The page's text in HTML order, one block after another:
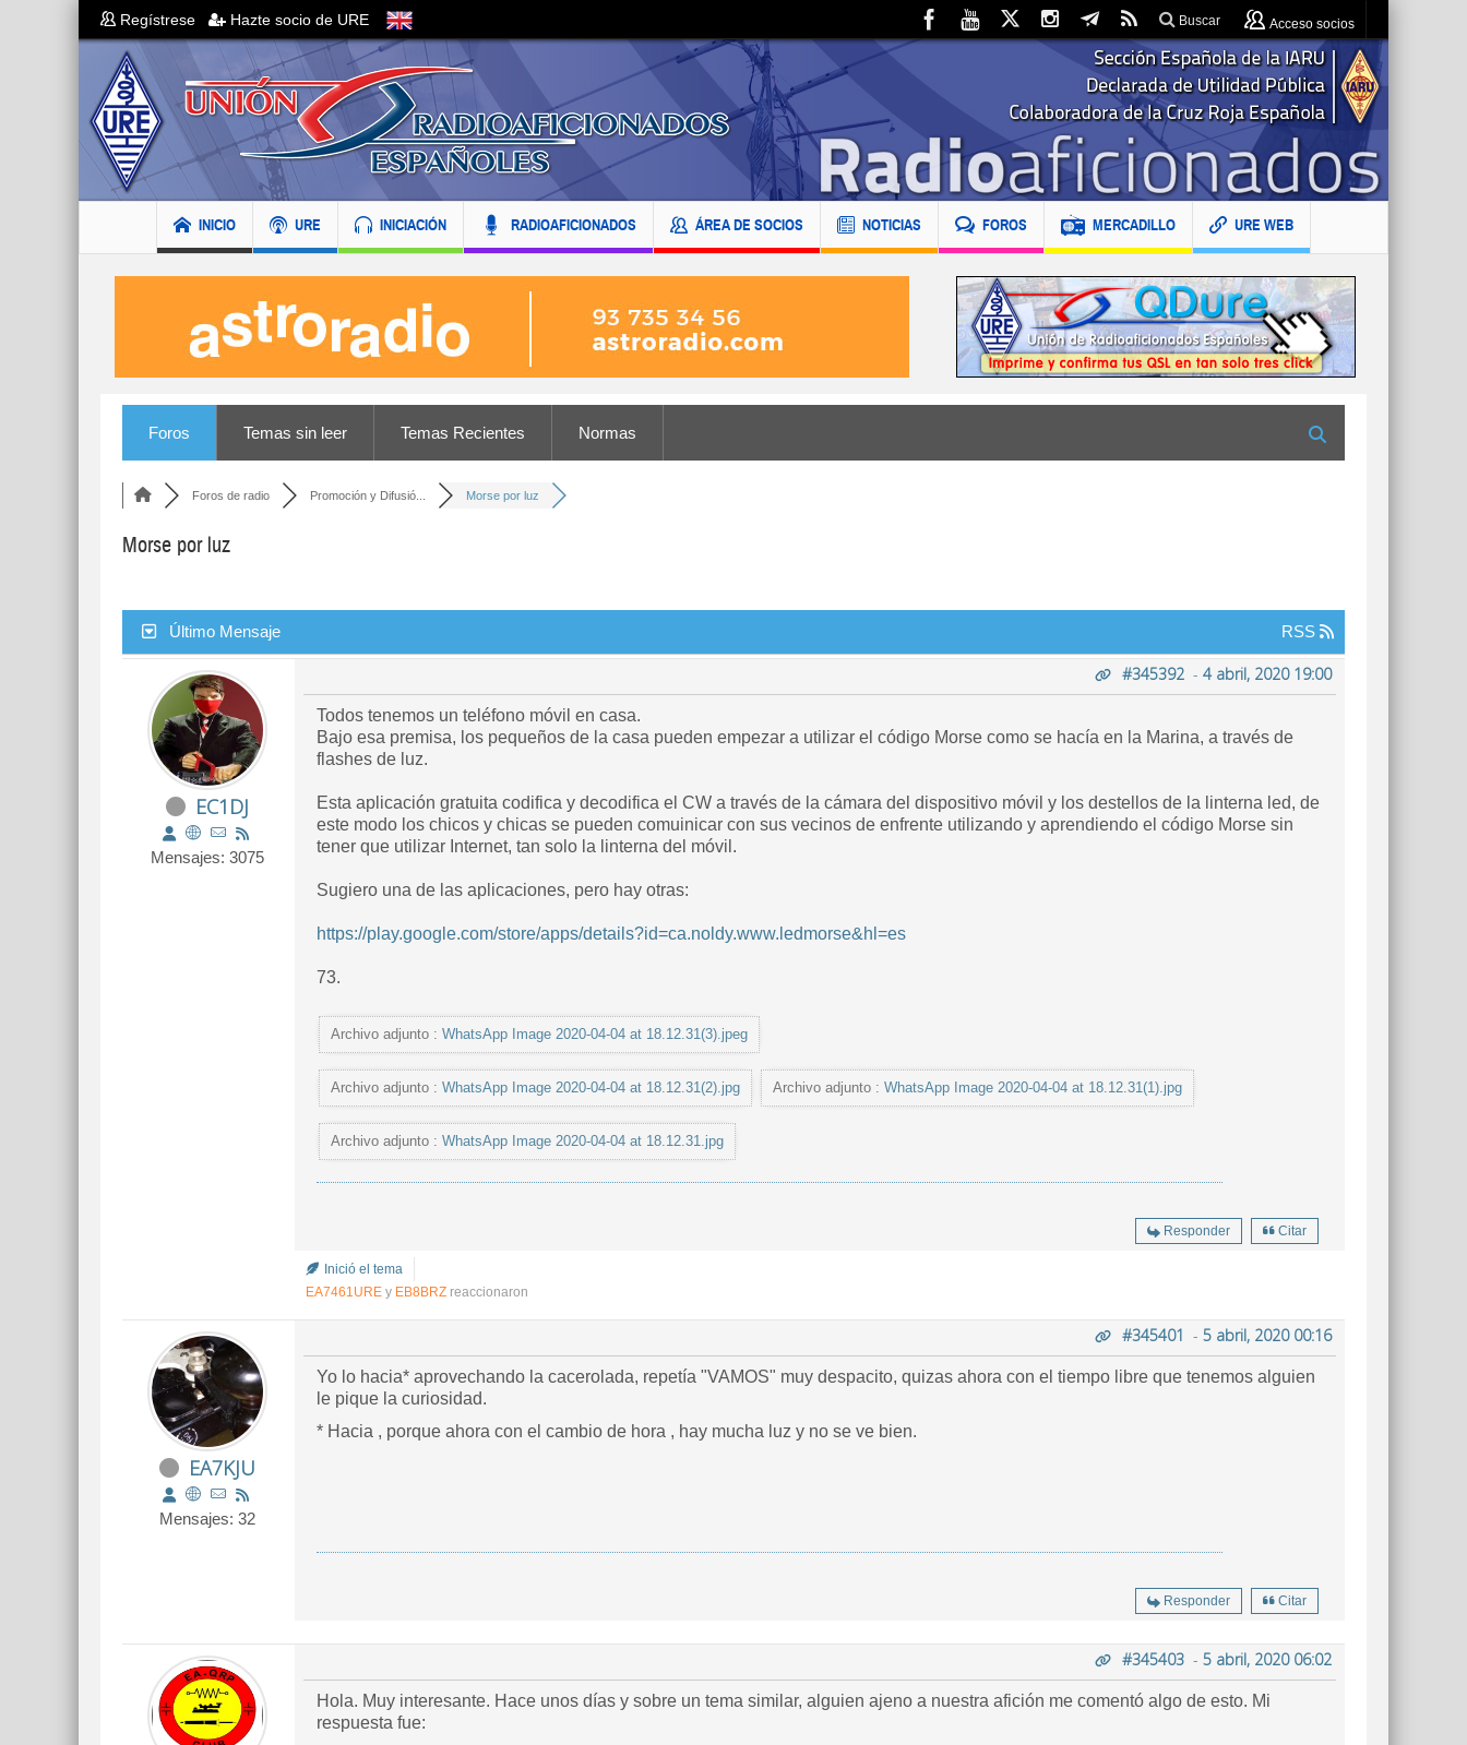
Regístrese Hazte socio de URE Buscar Acceso socios
INICIO URE INICIACIÓN RADIOAFICIONADOS ÁREA DE SOCIOS NOTICIAS FOROS MERCADILLO URE WEB
Foros Temas sin leer Temas Recientes Normas
Foros de radio Promoción y Difusió... Morse por luz
Morse por luz
Último Mensaje RSS
EC1DJ
Mensajes: 3075
#345392 - 4 abril, 2020 19:00
Todos tenemos un teléfono móvil en casa.
Bajo esa premisa, los pequeños de la casa pueden empezar a utilizar el código Morse como se hacía en la Marina, a través de
flashes de luz.
Esta aplicación gratuita codifica y decodifica el CW a través de la cámara del dispositivo móvil y los destellos de la linterna led, de
este modo los chicos y chicas se pueden comuinicar con sus vecinos de enfrente utilizando y aprendiendo el código Morse sin
tener que utilizar Internet, tan solo la linterna del móvil.
Sugiero una de las aplicaciones, pero hay otras:
https://play.google.com/store/apps/details?id=ca.noldy.www.ledmorse&hl=es
73.
Archivo adjunto : WhatsApp Image 2020-04-04 at 18.12.31(3).jpeg
Archivo adjunto : WhatsApp Image 2020-04-04 at 18.12.31(2).jpg Archivo adjunto : WhatsApp Image 2020-04-04 at 18.12.31(1).jpg
Archivo adjunto : WhatsApp Image 2020-04-04 at 18.12.31.jpg
Responder Citar
Inició el tema
EA7461URE y EB8BRZ reaccionaron
EA7KJU
Mensajes: 32
#345401 - 5 abril, 2020 00:16
Yo lo hacia* aprovechando la cacerolada, repetía "VAMOS" muy despacito, quizas ahora con el tiempo libre que tenemos alguien
le pique la curiosidad.
* Hacia , porque ahora con el cambio de hora , hay mucha luz y no se ve bien.
Responder Citar
#345403 - 5 abril, 2020 06:02
Hola. Muy interesante. Hace unos días y sobre un tema similar, alguien ajeno a nuestra afición me comentó algo de esto. Mi
respuesta fue: